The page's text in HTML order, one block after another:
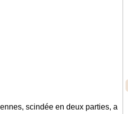
scindée en deux parties, a